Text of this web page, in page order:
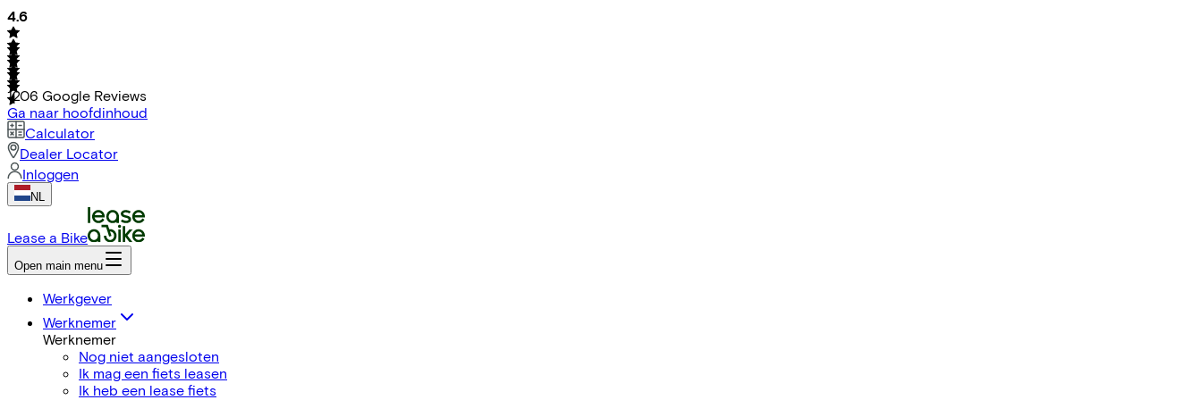
4.6
1206 Google Reviews
Ga naar hoofdinhoud
Calculator
Dealer Locator
Inloggen
NL
Lease a Bike
Open main menu
Werkgever
Werknemer
Werknemer
Nog niet aangesloten
Ik mag een fiets leasen
Ik heb een lease fiets